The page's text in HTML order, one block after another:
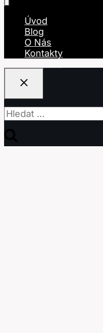
Úvod
Blog
O Nás
Kontakty
Vyhledávání